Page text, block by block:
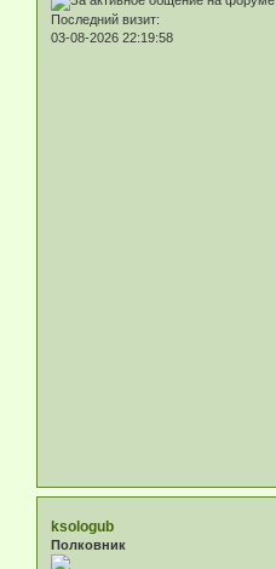
Последний визит:
03-08-2026 22:19:58
ksologub
Полковник